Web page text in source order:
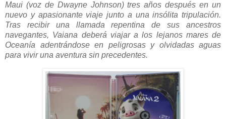
Maui (voz de Dwayne Johnson) tres años después en un
nuevo y apasionante viaje junto a una insólita tripulación.
Tras recibir una llamada repentina de sus ancestros
navegantes, Vaiana deberá viajar a los lejanos mares de
Oceanía adentrándose en peligrosas y olvidadas aguas
para vivir una aventura sin precedentes.